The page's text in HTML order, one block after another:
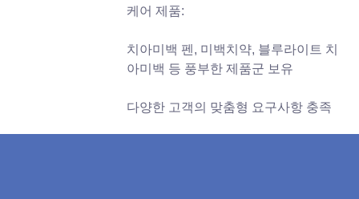
케어 제품:
치아미백 펜, 미백치약, 블루라이트 치
아미백 등 풍부한 제품군 보유
다양한 고객의 맞춤형 요구사항 충족